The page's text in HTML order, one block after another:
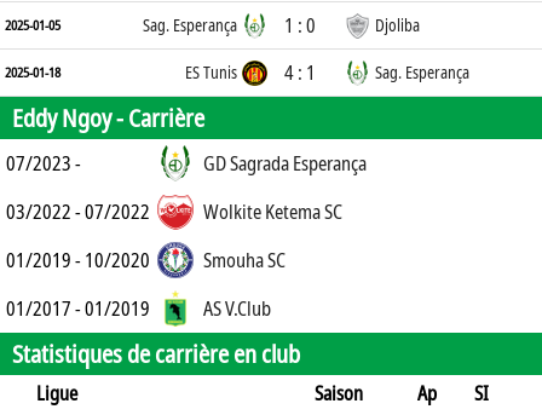
2025-01-05 Sag. Esperança 1 : 0 Djoliba
2025-01-18 ES Tunis 4 : 1 Sag. Esperança
Eddy Ngoy -Carrière
07/2023 -
GD Sagrada Esperança
03/2022 - 07/2022
Wolkite Ketema SC
01/2019 - 10/2020
Smouha SC
01/2017 - 01/2019
AS V.Club
Statistiques de carrière en club
Ligue Saison Ap
SI